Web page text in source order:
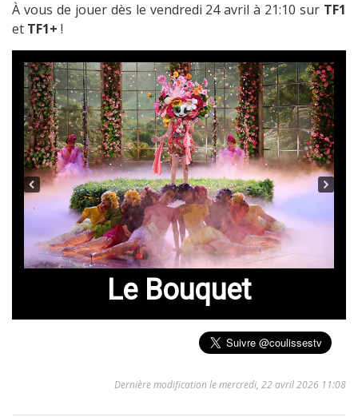
À vous de jouer dès le vendredi 24 avril à 21:10 sur TF1
et TF1+ !
Le Bouquet
Dernière modification le mercredi, 22 avril 2026 11:08